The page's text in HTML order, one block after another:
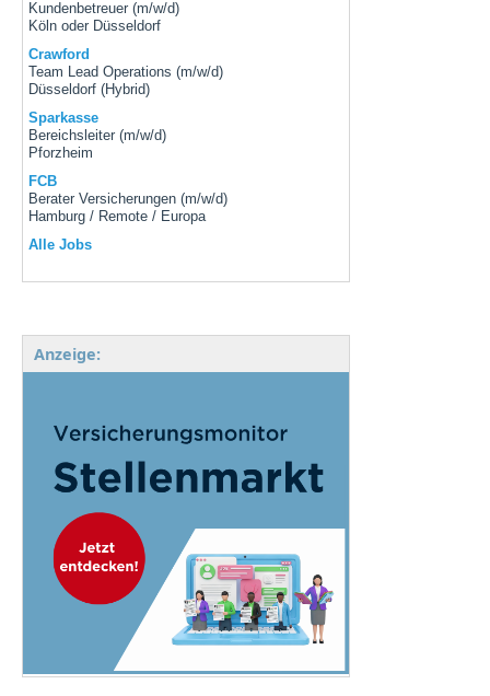
Kundenbetreuer (m/w/d)
Köln oder Düsseldorf
Crawford
Team Lead Operations (m/w/d)
Düsseldorf (Hybrid)
Sparkasse
Bereichsleiter (m/w/d)
Pforzheim
FCB
Berater Versicherungen (m/w/d)
Hamburg / Remote / Europa
Alle Jobs
Anzeige: